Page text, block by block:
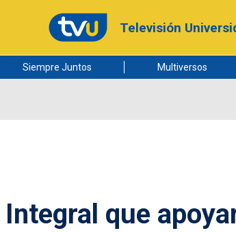
Televisión
Siempre Juntos Multiversos
que